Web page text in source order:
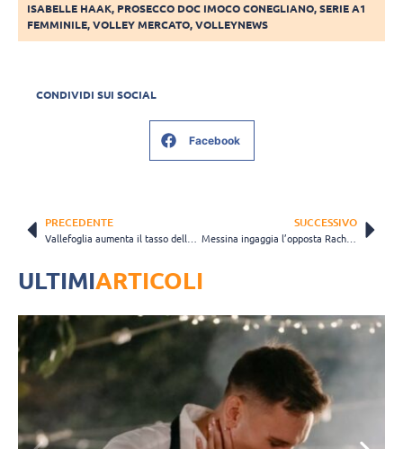
ISABELLE HAAK, PROSECCO DOC IMOCO CONEGLIANO,SERIE A1
FEMMINILE,VOLLEY MERCATO,VOLLEYNEWS
CONDIVIDI SUI SOCIAL
Facebook
PRECEDENTE
Vallefoglia aumenta il tasso della sua “pesaresità”: Alice Feduzzi affianca Valentina Bortolucci
SUCCESSIVO
Messina ingaggia l’opposta Rachele Rastelli: “Ora voglio esprimere il mio gioco e farmi vedere”
ULTIMIARTICOLI